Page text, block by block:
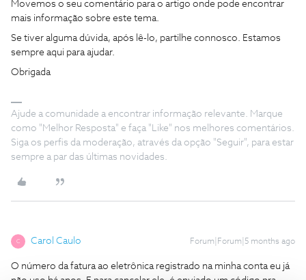
Movemos o seu comentário para o artigo onde pode encontrar
mais informação sobre este tema.
Se tiver alguma dúvida, após lê-lo, partilhe connosco. Estamos
sempre aqui para ajudar.
Obrigada
Ajude a comunidade a encontrar informação relevante. Marque
como "Melhor Resposta" e faça "Like" nos melhores comentários.
Siga os perfis da moderação, através da opção "Seguir", para estar
sempre a par das últimas novidades.
C Carol Caulo Forum|Forum|5 months ago
O número da fatura ao eletrônica registrado na minha conta eu já